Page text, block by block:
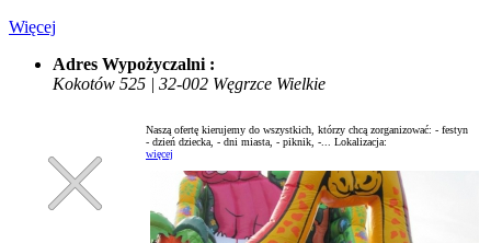
Więcej
Adres Wypożyczalni :
Kokotów 525 | 32-002 Węgrzce Wielkie
Naszą ofertę kierujemy do wszystkich, którzy chcą zorganizować: - festyn
- dzień dziecka, - dni miasta, - piknik, -... Lokalizacja:
więcej